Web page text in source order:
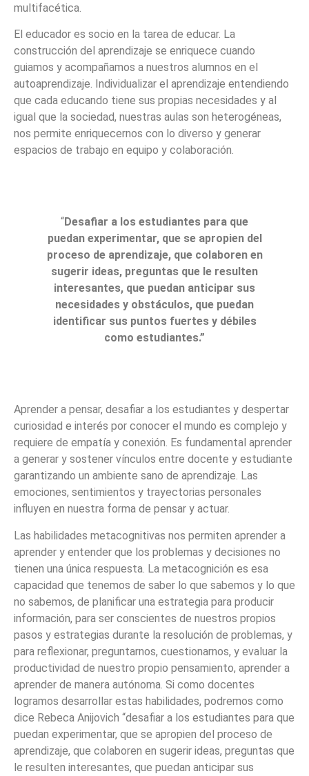
multifacética.
El educador es socio en la tarea de educar. La
construcción del aprendizaje se enriquece cuando
guiamos y acompañamos a nuestros alumnos en el
autoaprendizaje. Individualizar el aprendizaje entendiendo
que cada educando tiene sus propias necesidades y al
igual que la sociedad, nuestras aulas son heterogéneas,
nos permite enriquecernos con lo diverso y generar
espacios de trabajo en equipo y colaboración.
“Desafiar a los estudiantes para que
puedan experimentar, que se apropien del
proceso de aprendizaje, que colaboren en
sugerir ideas, preguntas que le resulten
interesantes, que puedan anticipar sus
necesidades y obstáculos, que puedan
identificar sus puntos fuertes y débiles
como estudiantes.”
Aprender a pensar, desafiar a los estudiantes y despertar
curiosidad e interés por conocer el mundo es complejo y
requiere de empatía y conexión. Es fundamental aprender
a generar y sostener vínculos entre docente y estudiante
garantizando un ambiente sano de aprendizaje. Las
emociones, sentimientos y trayectorias personales
influyen en nuestra forma de pensar y actuar.
Las habilidades metacognitivas nos permiten aprender a
aprender y entender que los problemas y decisiones no
tienen una única respuesta. La metacognición es esa
capacidad que tenemos de saber lo que sabemos y lo que
no sabemos, de planificar una estrategia para producir
información, para ser conscientes de nuestros propios
pasos y estrategias durante la resolución de problemas, y
para reflexionar, preguntarnos, cuestionarnos, y evaluar la
productividad de nuestro propio pensamiento, aprender a
aprender de manera autónoma. Si como docentes
logramos desarrollar estas habilidades, podremos como
dice Rebeca Anijovich “desafiar a los estudiantes para que
puedan experimentar, que se apropien del proceso de
aprendizaje, que colaboren en sugerir ideas, preguntas que
le resulten interesantes, que puedan anticipar sus